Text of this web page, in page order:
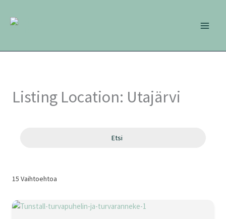
sisältöön
Listing Location: Utajärvi
Etsi
15 Vaihtoehtoa